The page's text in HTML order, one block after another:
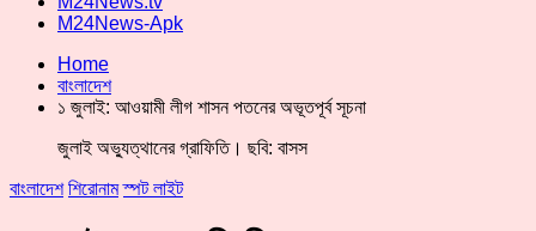
M24News-Apk
Home
বাংলাদেশ
১ জুলাই: আওয়ামী লীগ শাসন পতনের অভূতপূর্ব সূচনা
জুলাই অভ্যুত্থানের গ্রাফিতি। ছবি: বাসস
বাংলাদেশ শিরোনাম স্পট লাইট